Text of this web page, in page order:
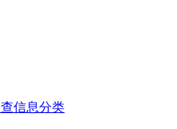
查信息分类